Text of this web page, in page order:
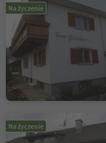
Na życzenie
Na życzenie